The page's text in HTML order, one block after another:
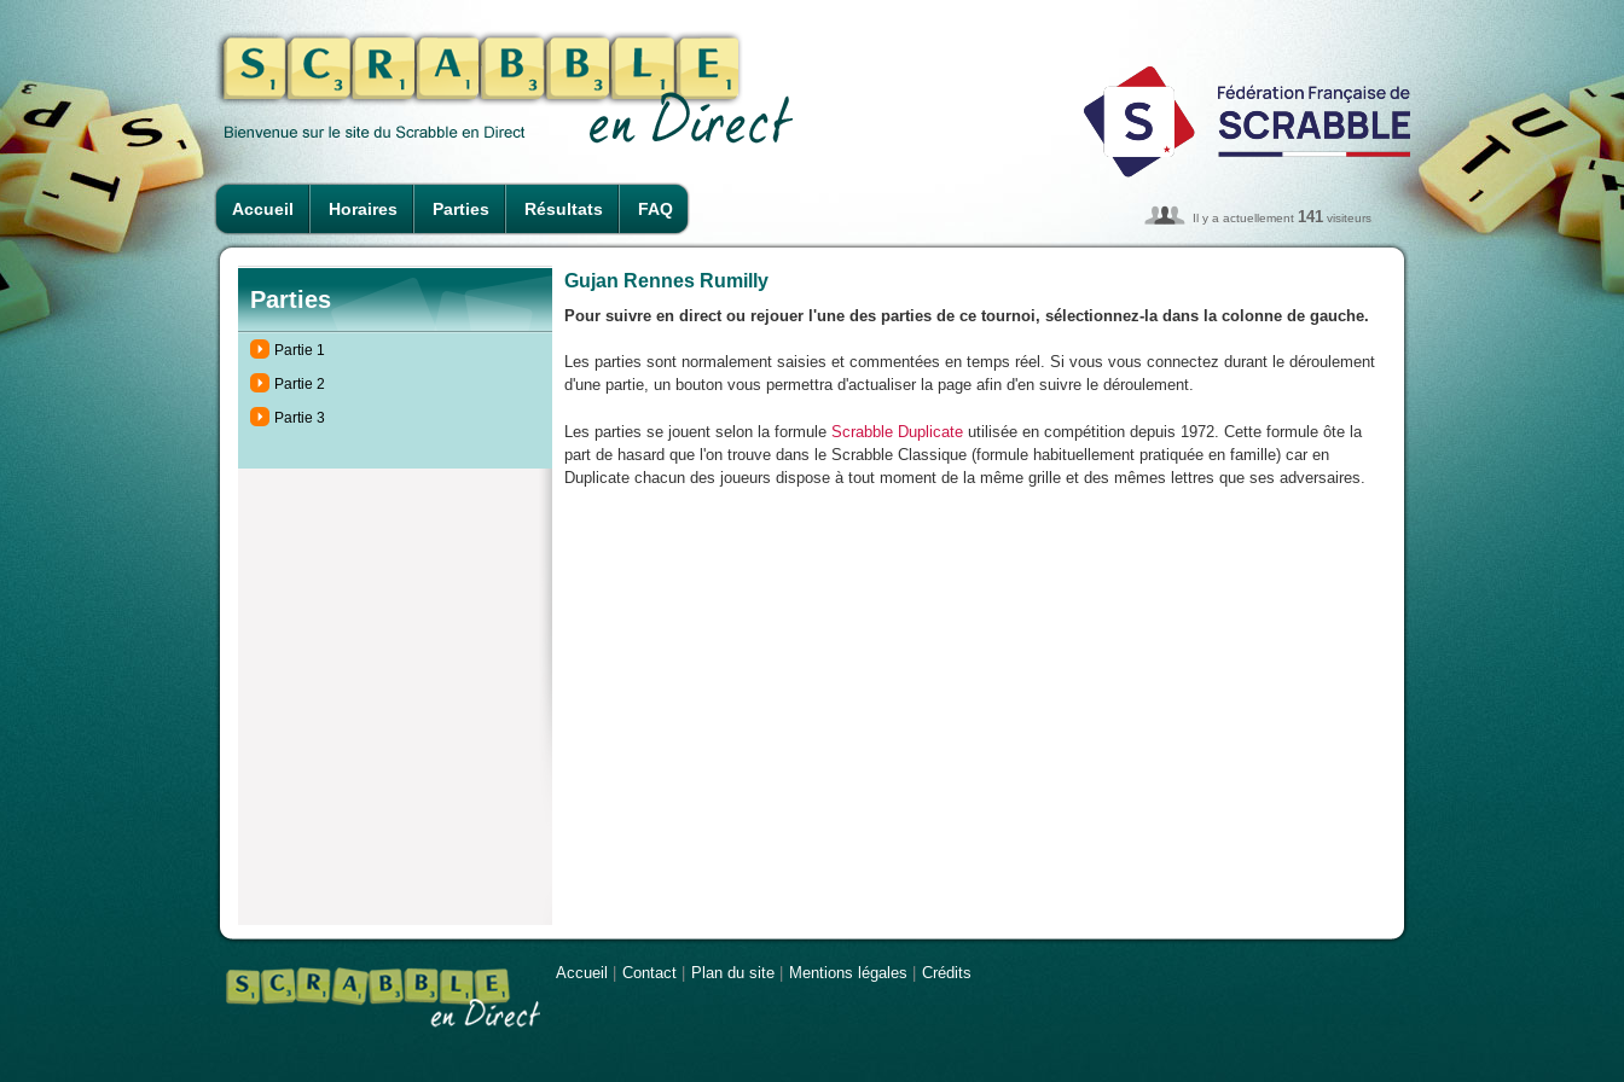
Accueil Horaires Parties Résultats FAQ Il y a actuellement 141 visiteurs
Parties
Partie 1
Partie 2
Partie 3
Gujan Rennes Rumilly
Pour suivre en direct ou rejouer l'une des parties de ce tournoi, sélectionnez-la dans la colonne de gauche.
Les parties sont normalement saisies et commentées en temps réel. Si vous vous connectez durant le déroulement
d'une partie, un bouton vous permettra d'actualiser la page afin d'en suivre le déroulement.
Les parties se jouent selon la formule Scrabble Duplicate utilisée en compétition depuis 1972. Cette formule ôte la
part de hasard que l'on trouve dans le Scrabble Classique (formule habituellement pratiquée en famille) car en
Duplicate chacun des joueurs dispose à tout moment de la même grille et des mêmes lettres que ses adversaires.
Accueil Contact Plan du site Mentions légales Crédits